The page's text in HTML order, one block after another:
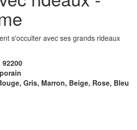
s'occulter avec ses grands rideaux
Gris, Marron, Beige, Rose, Bleu